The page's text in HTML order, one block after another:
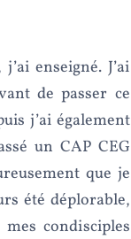
enseigné. J’ai
de passer ce
j’ai également
un CAP CEG
que je
été déplorable,
condisciples